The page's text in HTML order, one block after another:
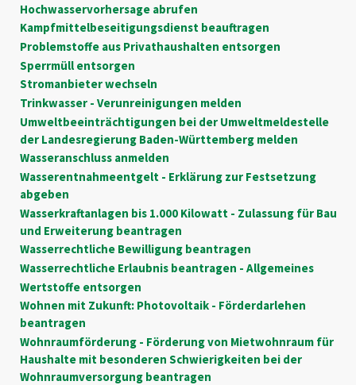
Hochwasservorhersage abrufen
Kampfmittelbeseitigungsdienst beauftragen
Problemstoffe aus Privathaushalten entsorgen
Sperrmüll entsorgen
Stromanbieter wechseln
Trinkwasser - Verunreinigungen melden
Umweltbeeinträchtigungen bei der Umweltmeldestelle
der Landesregierung Baden-Württemberg melden
Wasseranschluss anmelden
Wasserentnahmeentgelt - Erklärung zur Festsetzung
abgeben
Wasserkraftanlagen bis 1.000 Kilowatt - Zulassung für Bau
und Erweiterung beantragen
Wasserrechtliche Bewilligung beantragen
Wasserrechtliche Erlaubnis beantragen - Allgemeines
Wertstoffe entsorgen
Wohnen mit Zukunft: Photovoltaik - Förderdarlehen
beantragen
Wohnraumförderung - Förderung von Mietwohnraum für
Haushalte mit besonderen Schwierigkeiten bei der
Wohnraumversorgung beantragen